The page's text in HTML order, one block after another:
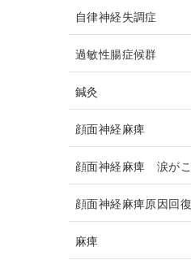
自律神経失調症
過敏性腸症候群
鍼灸
顔面神経麻痺
顔面神経麻痺 涙が
顔面神経麻痺原因回
麻痺